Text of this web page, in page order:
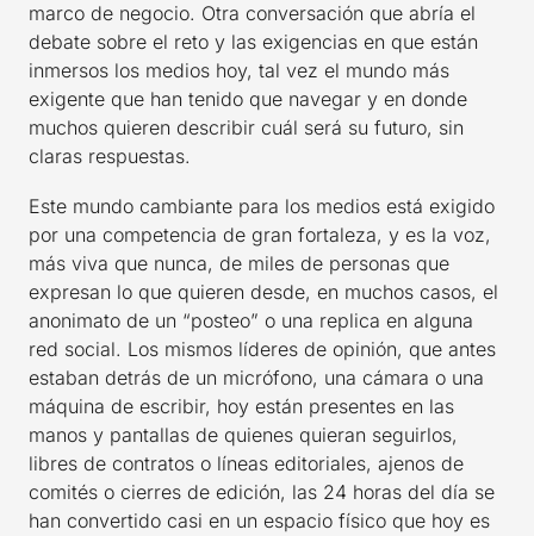
marco de negocio. Otra conversación que abría el
debate sobre el reto y las exigencias en que están
inmersos los medios hoy, tal vez el mundo más
exigente que han tenido que navegar y en donde
muchos quieren describir cuál será su futuro, sin
claras respuestas.
Este mundo cambiante para los medios está exigido
por una competencia de gran fortaleza, y es la voz,
más viva que nunca, de miles de personas que
expresan lo que quieren desde, en muchos casos, el
anonimato de un “posteo” o una replica en alguna
red social. Los mismos líderes de opinión, que antes
estaban detrás de un micrófono, una cámara o una
máquina de escribir, hoy están presentes en las
manos y pantallas de quienes quieran seguirlos,
libres de contratos o líneas editoriales, ajenos de
comités o cierres de edición, las 24 horas del día se
han convertido casi en un espacio físico que hoy es